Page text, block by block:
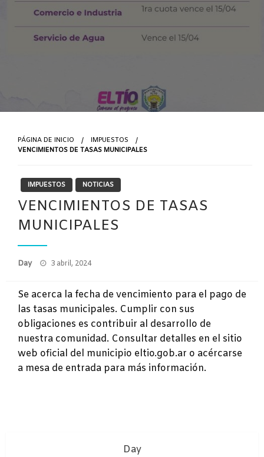
PÁGINA DE INICIO
IMPUESTOS
VENCIMIENTOS DE TASAS MUNICIPALES
IMPUESTOS NOTICIAS
VENCIMIENTOS DE TASAS
MUNICIPALES
Day
Publicado
3 abril, 2024
Se acerca la fecha de vencimiento para el pago de
las tasas municipales. Cumplir con sus
obligaciones es contribuir al desarrollo de
nuestra comunidad. Consultar detalles en el sitio
web oficial del municipio eltio.gob.ar o acércarse
a mesa de entrada para más información.
Day